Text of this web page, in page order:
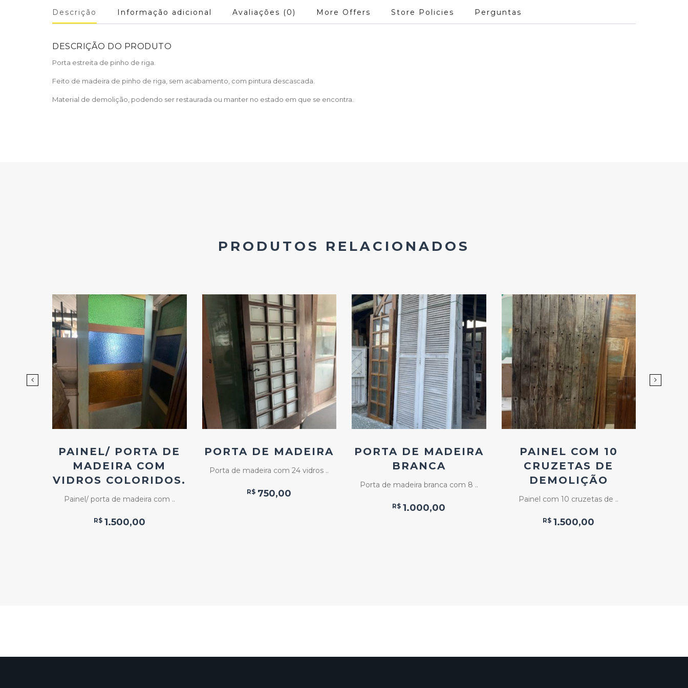
Descrição Informação adicional Avaliações (0) More Offers Store Policies Perguntas
DESCRIÇÃO DO PRODUTO
Porta estreita de pinho de riga.
Feito de madeira de pinho de riga, sem acabamento, com pintura descascada.
Material de demolição, podendo ser restaurada ou manter no estado em que se encontra.
PRODUTOS RELACIONADOS
Add
ao
Favoritos
PAINEL/ PORTA DE
MADEIRA COM
VIDROS COLORIDOS.
Painel/ porta de madeira com ..
R$ 1.500,00
Add
ao
Favoritos
PORTA DE MADEIRA
Porta de madeira com 24 vidros ..
R$ 750,00
Add
ao
Favoritos
PORTA DE MADEIRA
BRANCA
Porta de madeira branca com 8 ..
R$ 1.000,00
Add
ao
Favoritos
PAINEL COM 10
CRUZETAS DE
DEMOLIÇÃO
Painel com 10 cruzetas de ..
R$ 1.500,00